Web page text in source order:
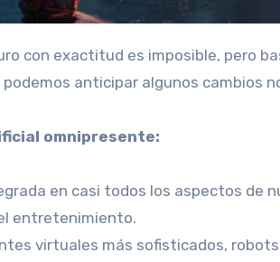
con exactitud es imposible, pero
anticipar algunos cambios
omnipresente:
en casi todos los aspectos de
entretenimiento.
virtuales más sofisticados,